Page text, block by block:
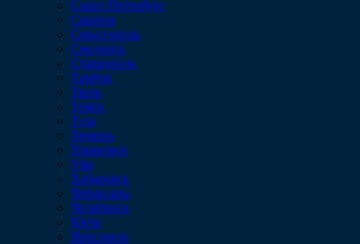
Санкт-Петербург
Саратов
Севастополь
Смоленск
Ставрополь
Тамбов
Тверь
Томск
Тула
Тюмень
Ульяновск
Уфа
Хабаровск
Чебоксары
Челябинск
Югра
Ярославль